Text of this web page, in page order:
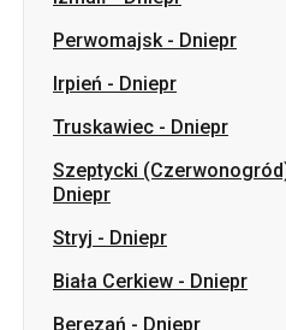
Szeptycki (Czerwonogród)
Berezań
Trasy z m. Brody